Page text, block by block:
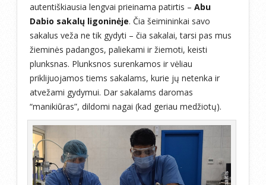
autentiškiausia lengvai prieinama patirtis – Abu
Dabio sakalų ligoninėje. Čia šeimininkai savo
sakalus veža ne tik gydyti – čia sakalai, tarsi pas mus
žieminės padangos, paliekami ir žiemoti, keisti
plunksnas. Plunksnos surenkamos ir vėliau
priklijuojamos tiems sakalams, kurie jų netenka ir
atvežami gydymui. Dar sakalams daromas
“manikiūras”, dildomi nagai (kad geriau medžiotų).